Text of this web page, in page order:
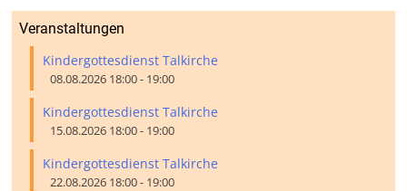
Veranstaltungen
Kindergottesdienst Talkirche
08.08.2026 18:00 - 19:00
Kindergottesdienst Talkirche
15.08.2026 18:00 - 19:00
Kindergottesdienst Talkirche
22.08.2026 18:00 - 19:00